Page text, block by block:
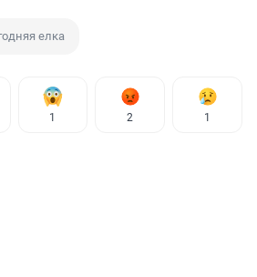
елка
1 2 1